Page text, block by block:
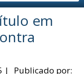
em
|
Publicado por: